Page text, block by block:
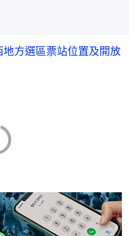
方選區票站位置及開放